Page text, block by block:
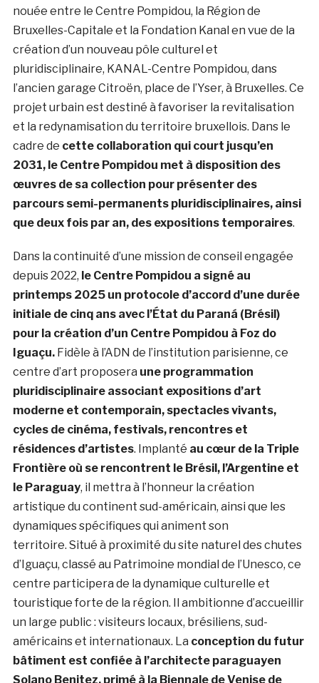
nouée entre le Centre Pompidou, la Région de
Bruxelles-Capitale et la Fondation Kanal en vue de la
création d’un nouveau pôle culturel et
pluridisciplinaire, KANAL-Centre Pompidou, dans
l’ancien garage Citroën, place de l’Yser, à Bruxelles. Ce
projet urbain est destiné à favoriser la revitalisation
et la redynamisation du territoire bruxellois. Dans le
cadre de cette collaboration qui court jusqu’en
2031, le Centre Pompidou met à disposition des
œuvres de sa collection pour présenter des
parcours semi-permanents pluridisciplinaires, ainsi
que deux fois par an, des expositions temporaires.
Dans la continuité d’une mission de conseil engagée
depuis 2022, le Centre Pompidou a signé au
printemps 2025 un protocole d’accord d’une durée
initiale de cinq ans avec l’État du Paraná (Brésil)
pour la création d’un Centre Pompidou à Foz do
Iguaçu.Fidèle à l’ADN de l’institution parisienne, ce
centre d’art proposera une programmation
pluridisciplinaire associant expositions d’art
moderne et contemporain, spectacles vivants,
cycles de cinéma, festivals, rencontres et
résidences d’artistes. Implanté au cœur de la Triple
Frontière où se rencontrent le Brésil, l’Argentine et
le Paraguay, il mettra à l’honneur la création
artistique du continent sud-américain, ainsi que les
dynamiques spécifiques qui animent son
territoire. Situé à proximité du site naturel des chutes
d’Iguaçu, classé au Patrimoine mondial de l’Unesco, ce
centre participera de la dynamique culturelle et
touristique forte de la région. Il ambitionne d’accueillir
un large public : visiteurs locaux, brésiliens, sud-
américains et internationaux. La conception du futur
bâtiment est confiée à l’architecte paraguayen
Solano Benitez, primé à la Biennale de Venise de